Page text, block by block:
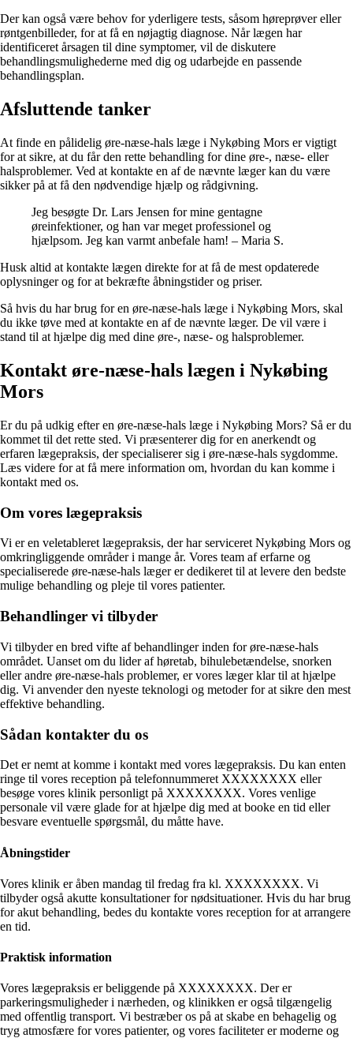
Der kan også være behov for yderligere tests, såsom høreprøver eller
røntgenbilleder, for at få en nøjagtig diagnose. Når lægen har
identificeret årsagen til dine symptomer, vil de diskutere
behandlingsmulighederne med dig og udarbejde en passende
behandlingsplan.
Afsluttende tanker
At finde en pålidelig øre-næse-hals læge i Nykøbing Mors er vigtigt
for at sikre, at du får den rette behandling for dine øre-, næse- eller
halsproblemer. Ved at kontakte en af de nævnte læger kan du være
sikker på at få den nødvendige hjælp og rådgivning.
Jeg besøgte Dr. Lars Jensen for mine gentagne
øreinfektioner, og han var meget professionel og
hjælpsom. Jeg kan varmt anbefale ham! – Maria S.
Husk altid at kontakte lægen direkte for at få de mest opdaterede
oplysninger og for at bekræfte åbningstider og priser.
Så hvis du har brug for en øre-næse-hals læge i Nykøbing Mors, skal
du ikke tøve med at kontakte en af de nævnte læger. De vil være i
stand til at hjælpe dig med dine øre-, næse- og halsproblemer.
Kontakt øre-næse-hals lægen i Nykøbing
Mors
Er du på udkig efter en øre-næse-hals læge i Nykøbing Mors? Så er du
kommet til det rette sted. Vi præsenterer dig for en anerkendt og
erfaren lægepraksis, der specialiserer sig i øre-næse-hals sygdomme.
Læs videre for at få mere information om, hvordan du kan komme i
kontakt med os.
Om vores lægepraksis
Vi er en veletableret lægepraksis, der har serviceret Nykøbing Mors og
omkringliggende områder i mange år. Vores team af erfarne og
specialiserede øre-næse-hals læger er dedikeret til at levere den bedste
mulige behandling og pleje til vores patienter.
Behandlinger vi tilbyder
Vi tilbyder en bred vifte af behandlinger inden for øre-næse-hals
området. Uanset om du lider af høretab, bihulebetændelse, snorken
eller andre øre-næse-hals problemer, er vores læger klar til at hjælpe
dig. Vi anvender den nyeste teknologi og metoder for at sikre den mest
effektive behandling.
Sådan kontakter du os
Det er nemt at komme i kontakt med vores lægepraksis. Du kan enten
ringe til vores reception på telefonnummeret XXXXXXXX eller
besøge vores klinik personligt på XXXXXXXX. Vores venlige
personale vil være glade for at hjælpe dig med at booke en tid eller
besvare eventuelle spørgsmål, du måtte have.
Åbningstider
Vores klinik er åben mandag til fredag fra kl. XXXXXXXX. Vi
tilbyder også akutte konsultationer for nødsituationer. Hvis du har brug
for akut behandling, bedes du kontakte vores reception for at arrangere
en tid.
Praktisk information
Vores lægepraksis er beliggende på XXXXXXXX. Der er
parkeringsmuligheder i nærheden, og klinikken er også tilgængelig
med offentlig transport. Vi bestræber os på at skabe en behagelig og
tryg atmosfære for vores patienter, og vores faciliteter er moderne og